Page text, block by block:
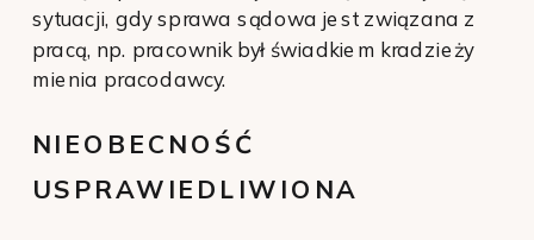
sytuacji, gdy sprawa sądowa jest związana z
pracą, np. pracownik był świadkiem kradzieży
mienia pracodawcy.
NIEOBECNOŚĆ
USPRAWIEDLIWIONA